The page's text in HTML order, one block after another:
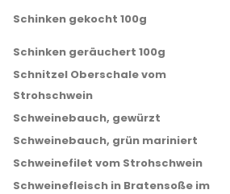
Schinken gekocht 100g
Schinken geräuchert 100g
Schnitzel Oberschale vom
Strohschwein
Schweinebauch, gewürzt
Schweinebauch, grün mariniert
Schweinefilet vom Strohschwein
Schweinefleisch in Bratensoße im